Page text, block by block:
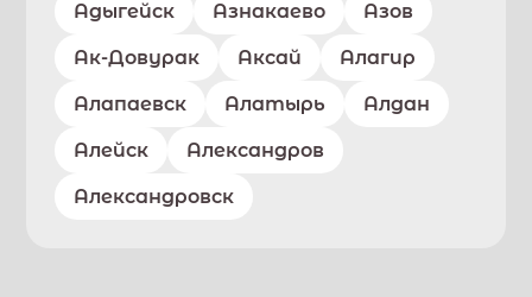
Адыгейск Азнакаево Азов
Ак-Довурак Аксай Алагир
Алапаевск Алатырь Алдан
Алейск Александров
Александровск